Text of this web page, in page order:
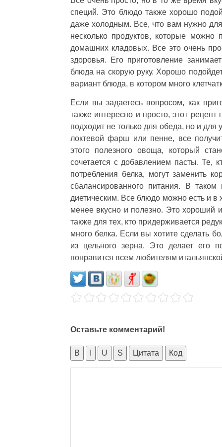
специй. Это блюдо также хорошо
даже холодным. Все, что вам нужно для
несколько продуктов, которые
домашних кладовых. Все это очень
здоровья. Его приготовление
блюда на скорую руку. Хорошо
вариант блюда, в котором много
Если вы задаетесь вопросом, как
также интересно и просто, этот
подходит не только для обеда, но и для
локтевой фарш или пенне, все
этого полезного овоща, который
сочетается с добавлением пасты. Те,
потребления белка, могут заменить
сбалансированного питания. В
диетическим. Все блюдо можно есть и в
менее вкусно и полезно. Это хороший
также для тех, кто придерживается
много белка. Если вы хотите сделать
из цельного зерна. Это делает его
понравится всем любителям
Оставьте комментарий!
B U S Цитата Код